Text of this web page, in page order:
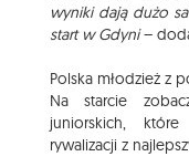
wyniki dają dużo
start w Gdyni–
Polska młodzież z
Na starcie
juniorskich,
rywalizacji z